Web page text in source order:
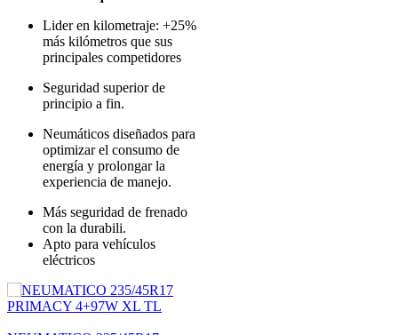
Lider en kilometraje: +25%
más kilómetros que sus
principales competidores
Seguridad superior de
principio a fin.
Neumáticos diseñados para
optimizar el consumo de
energía y prolongar la
experiencia de manejo.
Más seguridad de frenado
con la durabili.
Apto para vehículos
eléctricos